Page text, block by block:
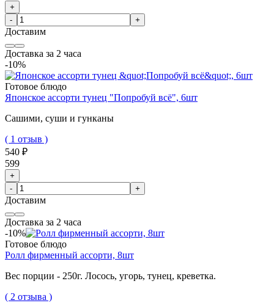
+
-
+
Доставим
Доставка за 2 часа
-10%
Готовое блюдо
Японское ассорти тунец "Попробуй всё", 6шт
Сашими, суши и гунканы
( 1 отзыв )
540 ₽
599
+
-
+
Доставим
Доставка за 2 часа
-10%
Готовое блюдо
Ролл фирменный ассорти, 8шт
Вес порции - 250г. Лосось, угорь, тунец, креветка.
( 2 отзыва )